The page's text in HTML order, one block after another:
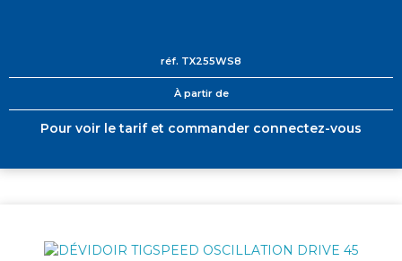
réf. TX255WS8
À partir de
Pour voir le tarif et commander connectez-vous